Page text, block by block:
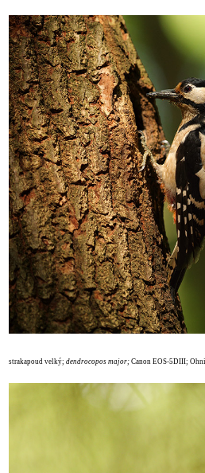
strakapoud velký; dendrocopos major; Canon EOS-5DIII;